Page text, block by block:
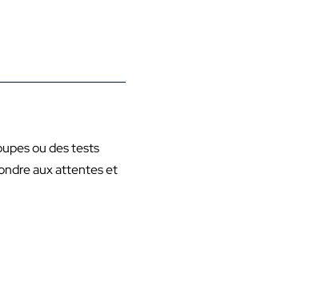
ou des tests
aux attentes et